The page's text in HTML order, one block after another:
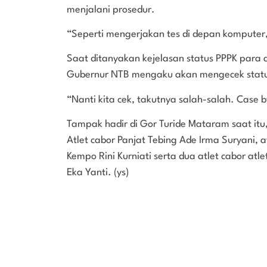
menjalani prosedur.
“Seperti mengerjakan tes di depan
Saat ditanyakan kejelasan status PPPK
Gubernur NTB mengaku akan mengecek
“Nanti kita cek, takutnya salah-salah. Case
Tampak hadir di Gor Turide Mataram saat
Atlet cabor Panjat Tebing Ade Irma Suryani,
Kempo Rini Kurniati serta dua atlet cabor
Eka Yanti. (ys)